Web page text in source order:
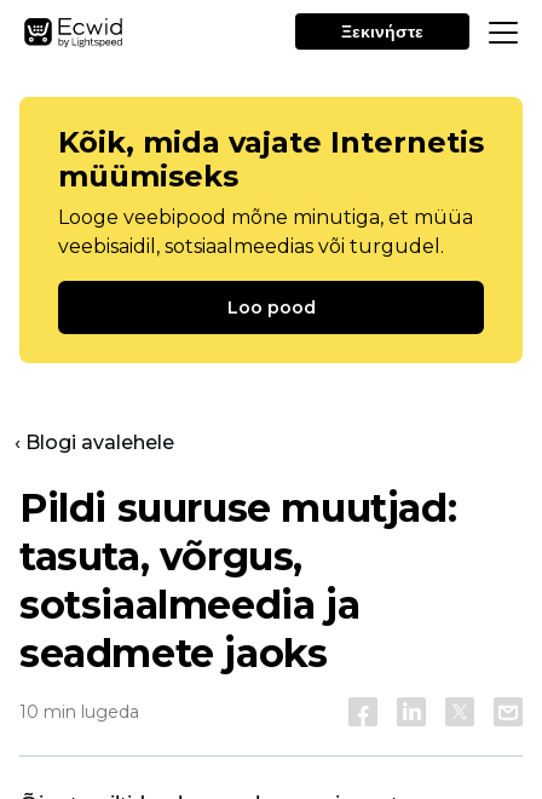
Ξεκινήστε
Kõik, mida vajate Internetis
müümiseks
Looge veebipood mõne minutiga, et müüa
veebisaidil, sotsiaalmeedias või turgudel.
Loo pood
‹ Blogi avalehele
Pildi suuruse muutjad:
tasuta, võrgus,
sotsiaalmeedia ja
seadmete jaoks
10 min lugeda